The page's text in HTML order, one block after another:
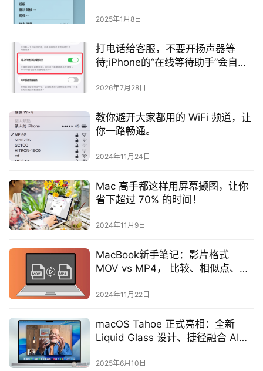
2025年1月8日
打电话给客服，不要开扬声器等
待;iPhone的“在线等待助手”会自动
2026年7月28日
教你避开大家都用的 WiFi 频道，让
你一路畅通。
2024年11月24日
Mac 高手都这样用屏幕撷图，让你
省下超过 70% 的时间！
2024年11月9日
MacBook新手笔记：影片格式
MOV vs MP4， 比较、相似点、差
2024年11月22日
macOS Tahoe 正式亮相：全新
Liquid Glass 设计、捷径融合 AI、
登场
2025年6月10日